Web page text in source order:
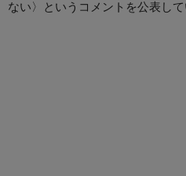
ない〉というコメントを公表して